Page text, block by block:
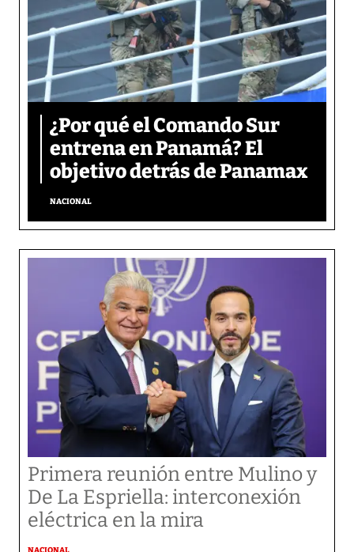
¿Por qué el Comando Sur
entrena en Panamá? El
objetivo detrás de Panamax
NACIONAL
Primera reunión entre Mulino y
De La Espriella: interconexión
eléctrica en la mira